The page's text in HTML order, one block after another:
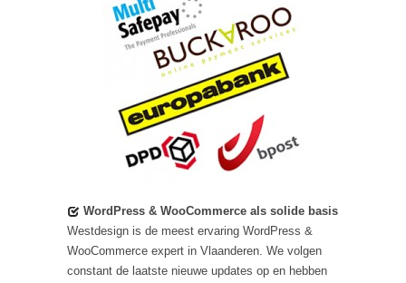
WordPress & WooCommerce als solide basis
Westdesign is de meest ervaring WordPress &
WooCommerce expert in Vlaanderen. We volgen
constant de laatste nieuwe updates op en hebben